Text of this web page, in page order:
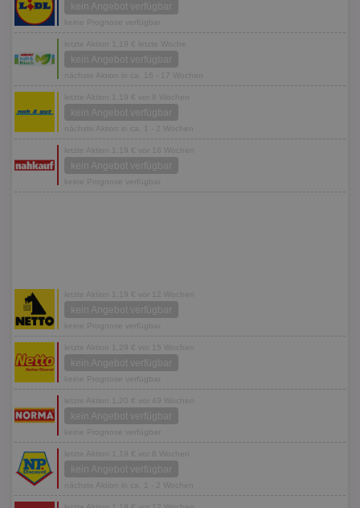
kein Angebot verfügbar
keine Prognose verfügbar
letzte Aktion 1,19 € letzte Woche
kein Angebot verfügbar
nächste Aktion in ca. 16 - 17 Wochen
letzte Aktion 1,19 € vor 8 Wochen
kein Angebot verfügbar
nächste Aktion in ca. 1 - 2 Wochen
letzte Aktion 1,19 € vor 16 Wochen
kein Angebot verfügbar
keine Prognose verfügbar
letzte Aktion 1,19 € vor 12 Wochen
kein Angebot verfügbar
keine Prognose verfügbar
letzte Aktion 1,29 € vor 15 Wochen
kein Angebot verfügbar
keine Prognose verfügbar
letzte Aktion 1,20 € vor 49 Wochen
kein Angebot verfügbar
keine Prognose verfügbar
letzte Aktion 1,19 € vor 8 Wochen
kein Angebot verfügbar
nächste Aktion in ca. 1 - 2 Wochen